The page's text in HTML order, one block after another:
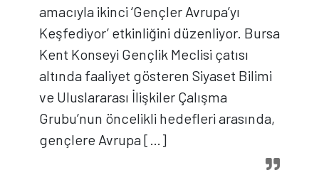
amacıyla ikinci ‘Gençler Avrupa’yı
Keşfediyor’ etkinliğini düzenliyor. Bursa
Kent Konseyi Gençlik Meclisi çatısı
altında faaliyet gösteren Siyaset Bilimi
ve Uluslararası İlişkiler Çalışma
Grubu’nun öncelikli hedefleri arasında,
gençlere Avrupa […]